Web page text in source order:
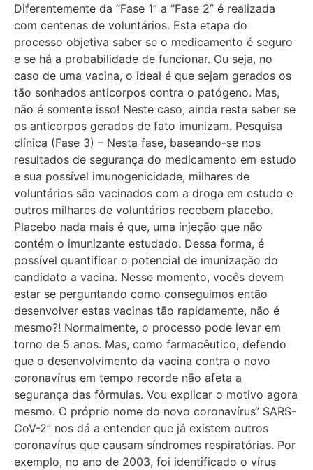
Diferentemente da “Fase 1” a “Fase 2” é realizada
com centenas de voluntários. Esta etapa do
processo objetiva saber se o medicamento é seguro
e se há a probabilidade de funcionar. Ou seja, no
caso de uma vacina, o ideal é que sejam gerados os
tão sonhados anticorpos contra o patógeno. Mas,
não é somente isso! Neste caso, ainda resta saber se
os anticorpos gerados de fato imunizam. Pesquisa
clínica (Fase 3) – Nesta fase, baseando-se nos
resultados de segurança do medicamento em estudo
e sua possível imunogenicidade, milhares de
voluntários são vacinados com a droga em estudo e
outros milhares de voluntários recebem placebo.
Placebo nada mais é que, uma injeção que não
contém o imunizante estudado. Dessa forma, é
possível quantificar o potencial de imunização do
candidato a vacina. Nesse momento, vocês devem
estar se perguntando como conseguimos então
desenvolver estas vacinas tão rapidamente, não é
mesmo?! Normalmente, o processo pode levar em
torno de 5 anos. Mas, como farmacêutico, defendo
que o desenvolvimento da vacina contra o novo
coronavírus em tempo recorde não afeta a
segurança das fórmulas. Vou explicar o motivo agora
mesmo. O próprio nome do novo coronavírus“ SARS-
CoV-2” nos dá a entender que já existem outros
coronavírus que causam síndromes respiratórias. Por
exemplo, no ano de 2003, foi identificado o vírus